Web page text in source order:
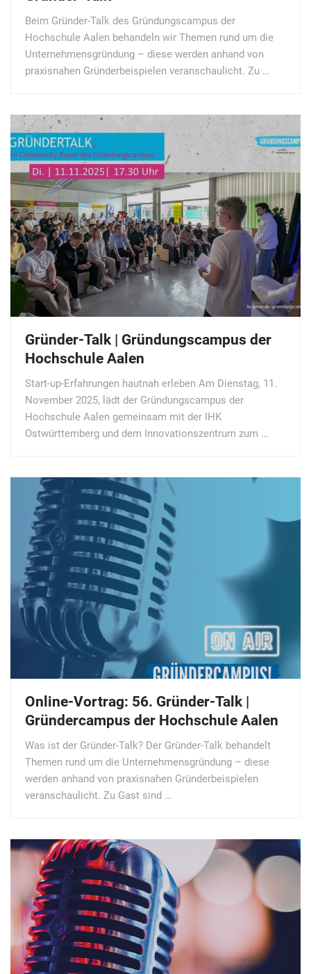
Beim Gründer-Talk des Gründungscampus der
Hochschule Aalen behandeln wir Themen rund um die
Unternehmensgründung – diese werden anhand von
praxisnahen Gründerbeispielen veranschaulicht. Zu …
Gründer-Talk | Gründungscampus der
Hochschule Aalen
Start-up-Erfahrungen hautnah erleben Am Dienstag, 11.
November 2025, lädt der Gründungscampus der
Hochschule Aalen gemeinsam mit der IHK
Ostwürttemberg und dem Innovationszentrum zum …
Online-Vortrag: 56. Gründer-Talk |
Gründercampus der Hochschule Aalen
Was ist der Gründer-Talk? Der Gründer-Talk behandelt
Themen rund um die Unternehmensgründung – diese
werden anhand von praxisnahen Gründerbeispielen
veranschaulicht. Zu Gast sind …